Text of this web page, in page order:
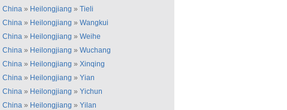
China » Heilongjiang » Tieli
China » Heilongjiang » Wangkui
China » Heilongjiang » Weihe
China » Heilongjiang » Wuchang
China » Heilongjiang » Xinqing
China » Heilongjiang » Yian
China » Heilongjiang » Yichun
China » Heilongjiang » Yilan